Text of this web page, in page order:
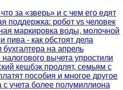
за «зверь» и с чем его едят
поддержка: робот vs человек
маркировка воды, молочной
пива - как обстоят дела
бухгалтера на апрель
вычета упростили
кешбэк продлят, семьям с
пособия и многое другое
учета более полумиллиона